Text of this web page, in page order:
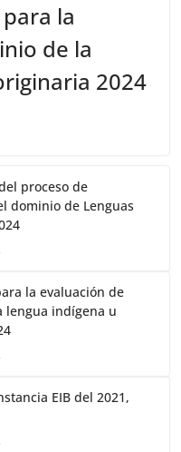
para la
de la
2024
proceso de
dominio de Lenguas
la evaluación de
lengua indígena u
EIB del 2021,